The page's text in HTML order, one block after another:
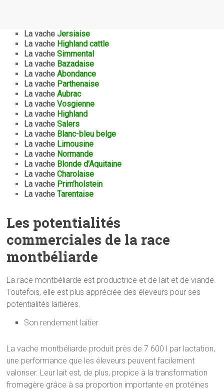
La vacheJersiaise
La vache Highland cattle
La vacheSimmental
La vache Bazadaise
La vacheAbondance
La vache Parthenaise
La vacheAubrac
La vacheVosgienne
La vache Highland
La vacheSalers
La vache Blanc-bleu belge
La vache Limousine
La vache Normande
La vache Blonde d’Aquitaine
La vacheCharolaise
La vache Prim’holstein
La vacheTarentaise
Les potentialités
commerciales de la race
montbéliarde
La race montbéliarde est productrice et de lait et de viande.
Toutefois, elle est plus appréciée des éleveurs pour ses
potentialités laitières.
Son rendement laitier
La vache montbéliarde produit près de 7 600 l par lactation,
une performance que les éleveurs peuvent facilement
valoriser. Leur lait est, de plus, propice à la transformation
fromagère grâce à sa proportion importante en protéines